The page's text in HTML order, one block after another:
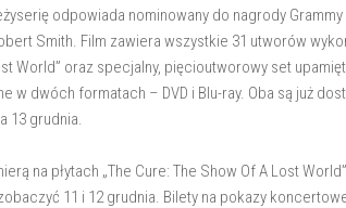
odpowiada nominowany do nagrody
Smith. Film zawiera wszystkie 31 utworów
World” oraz specjalny, pięcioutworowy set
w dwóch formatach – DVD i Blu-ray. Oba są już
13 grudnia.
na płytach „The Cure: The Show Of A Lost
11 i 12 grudnia. Bilety na pokazy